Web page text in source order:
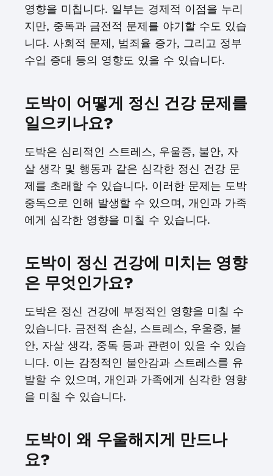
영향을 미칩니다. 일부는 경제적 이점을 누리
지만, 중독과 금전적 문제를 야기할 수도 있습
니다. 사회적 문제, 범죄율 증가, 그리고 정부
수입 증대 등의 영향도 있을 수 있습니다.
도박이 어떻게 정신 건강 문제를
일으키나요?
도박은 심리적인 스트레스, 우울증, 불안, 자
살 생각 및 행동과 같은 심각한 정신 건강 문
제를 초래할 수 있습니다. 이러한 문제는 도박
중독으로 인해 발생할 수 있으며, 개인과 가족
에게 심각한 영향을 미칠 수 있습니다.
도박이 정신 건강에 미치는 영향
은 무엇인가요?
도박은 정신 건강에 부정적인 영향을 미칠 수
있습니다. 금전적 손실, 스트레스, 우울증, 불
안, 자살 생각, 중독 등과 관련이 있을 수 있습
니다. 이는 감정적인 불안감과 스트레스를 유
발할 수 있으며, 개인과 가족에게 심각한 영향
을 미칠 수 있습니다.
도박이 왜 우울해지게 만드나
요?